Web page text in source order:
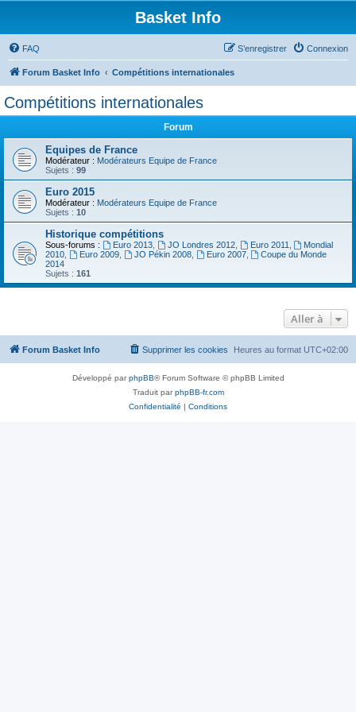
Basket Info
FAQ Connexion
S’enregistrer
Forum Basket Info Compétitions internationales
Compétitions internationales
Forum
Equipes de France
Modérateur : Modérateurs Equipe de France
Sujets : 99
Euro 2015
Modérateur : Modérateurs Equipe de France
Sujets : 10
Historique compétitions
Sous-forums : Euro 2013, JO Londres 2012, Euro 2011
Mondial
2010
Euro 2009, JO Pékin 2008, Euro 2007,
Coupe du Monde
2014
Sujets : 161
Aller à
Forum Basket Info Heures au format UTC+02:00
Supprimer les cookies
Développé parphpBB® Forum Software © phpBB Limited
Traduit parphpBB-fr.com
Confidentialité | Conditions